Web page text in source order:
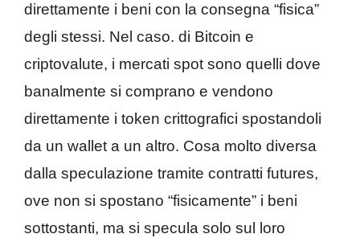
direttamente i beni con la consegna “fisica”
degli stessi. Nel caso. di Bitcoin e
criptovalute, i mercati spot sono quelli dove
banalmente si comprano e vendono
direttamente i token crittografici spostandoli
da un wallet a un altro. Cosa molto diversa
dalla speculazione tramite contratti futures,
ove non si spostano “fisicamente” i beni
sottostanti, ma si specula solo sul loro